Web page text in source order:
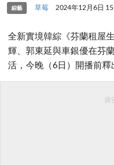
綜藝 草莓 2024年12月6日
全新實境韓綜《芬蘭租屋
輝、郭東延與車銀優在芬
活，今晚（6日）開播前釋
廣